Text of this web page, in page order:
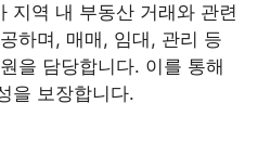
지역 내 부동산 거래와 관련
하며, 매매, 임대, 관리 등
을 담당합니다. 이를 통해
을 보장합니다.